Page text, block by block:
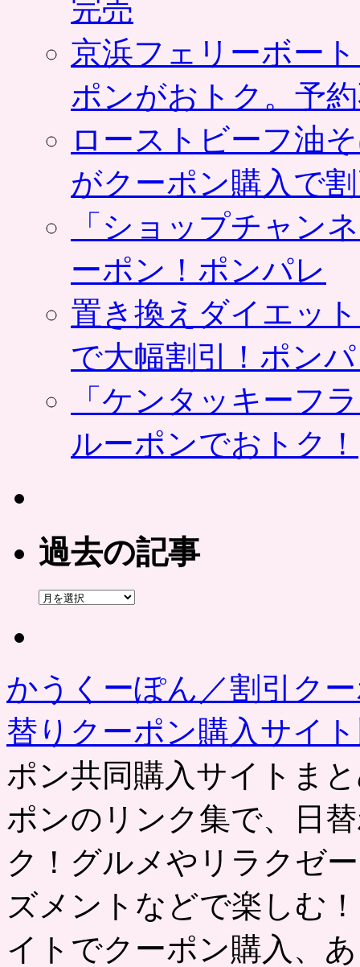
完売
京浜フェリーボー
ポンがおトク。予
ローストビーフ油
がクーポン購入で
「ショップチャン
ーポン！ポンパレ
置き換えダイエッ
で大幅割引！ポン
「ケンタッキーフ
ルーポンでおトク！
過去の記事
過
かうくーぽん／割引ク
替りクーポン購入サイ
ポン共同購入サイトま
ポンのリンク集で、日
ク！グルメやリラクゼ
ズメントなどで楽しむ
イトでクーポン購入、